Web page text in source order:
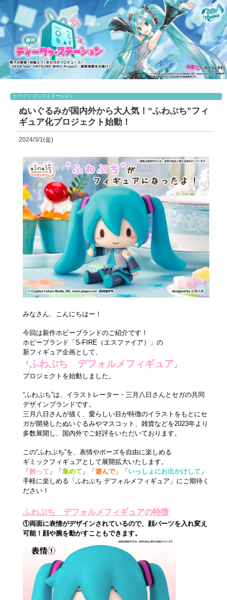
カテゴリ インフォメーション
ぬいぐるみが国内外から大人気！“ふわぷち”フィ
ギュア化プロジェクト始動！
2024/3/1(金)
みなさん、こんにちはー！
今回は新作ホビーブランドのご紹介です！
ホビーブランド「S-FIRE（エスファイア）」の
新フィギュア企画として、
「ふわぷち デフォルメフィギュア 」
プロジェクトを始動しました。
“ふわぷち”は、イラストレーター・三月八日さんとセガの共同
デザインブランドです。
三月八日さんが描く、愛らしい目が特徴のイラストをもとにセ
ガが開発したぬいぐるみやマスコット、雑貨などを2023年より
多数展開し、国内外でご好評をいただいております。
この“ふわぷち”を、表情やポーズを自由に楽しめる
ギミックフィギュアとして展開拡大いたします。
「飾って 」「集めて 」「遊んで」「いっしょにお出かけして 」
手軽に楽しめる「ふわぷち デフォルメフィギュア」にご期待く
ださい！
ふわぷち デフォルメフィギュアの特徴
①両面に表情がデザインされているので、 顔パーツを入れ変え
可能！顔や腕を動かすこともできます。